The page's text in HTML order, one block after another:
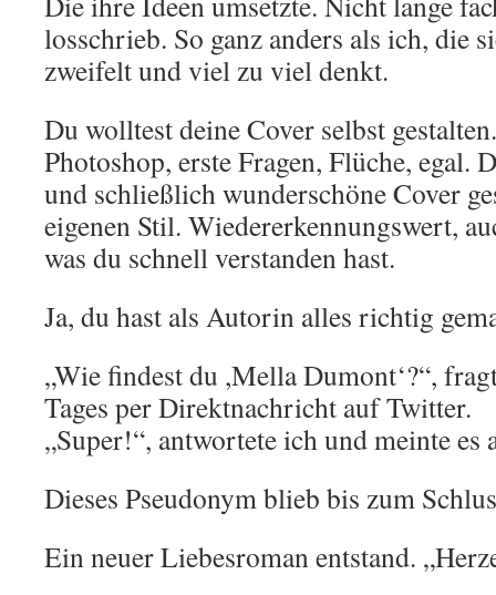
losschrieb. So ganz anders als ich, die
zweifelt und viel zu viel denkt.
Du wolltest deine Cover selbst
Photoshop, erste Fragen, Flüche, egal.
und schließlich wunderschöne Cover
eigenen Stil. Wiedererkennungswert,
was du schnell verstanden hast.
Ja, du hast als Autorin alles richtig
„Wie findest du ,Mella Dumont‘?“,
Tages per Direktnachricht auf Twitter.
„Super!“, antwortete ich und meinte es
Dieses Pseudonym blieb bis zum
Ein neuer Liebesroman entstand.